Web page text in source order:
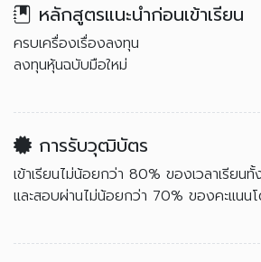
หลักสูตรแนะนำก่อนเข้าเรียน
ครบเครื่องเรื่องลงทุน
ลงทุนหุ้นฉบับมือใหม่
การรับวุฒิบัตร
เข้าเรียนไม่น้อยกว่า 80% ของเวลาเรียน
และสอบผ่านไม่น้อยกว่า 70% ของคะแนน